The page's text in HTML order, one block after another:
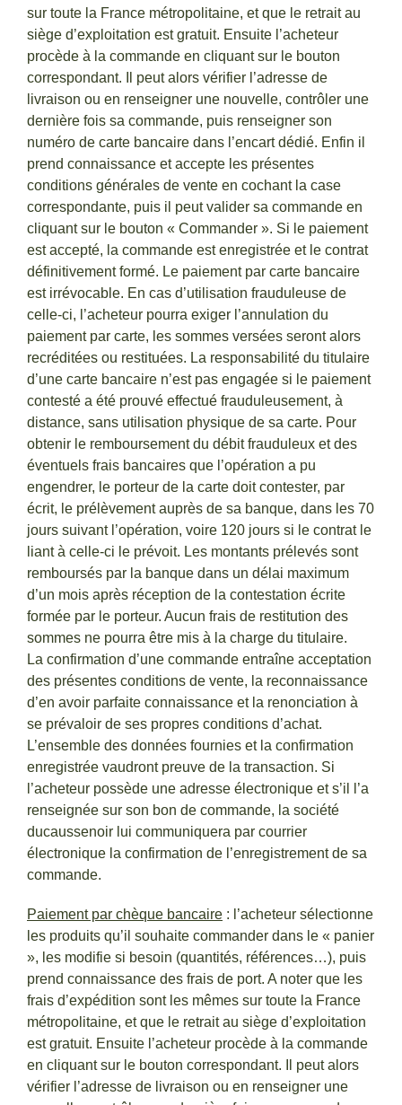
sur toute la France métropolitaine, et que le retrait au
siège d’exploitation est gratuit. Ensuite l’acheteur
procède à la commande en cliquant sur le bouton
correspondant. Il peut alors vérifier l’adresse de
livraison ou en renseigner une nouvelle, contrôler une
dernière fois sa commande, puis renseigner son
numéro de carte bancaire dans l’encart dédié. Enfin il
prend connaissance et accepte les présentes
conditions générales de vente en cochant la case
correspondante, puis il peut valider sa commande en
cliquant sur le bouton « Commander ». Si le paiement
est accepté, la commande est enregistrée et le contrat
définitivement formé. Le paiement par carte bancaire
est irrévocable. En cas d’utilisation frauduleuse de
celle-ci, l’acheteur pourra exiger l’annulation du
paiement par carte, les sommes versées seront alors
recréditées ou restituées. La responsabilité du titulaire
d’une carte bancaire n’est pas engagée si le paiement
contesté a été prouvé effectué frauduleusement, à
distance, sans utilisation physique de sa carte. Pour
obtenir le remboursement du débit frauduleux et des
éventuels frais bancaires que l’opération a pu
engendrer, le porteur de la carte doit contester, par
écrit, le prélèvement auprès de sa banque, dans les 70
jours suivant l’opération, voire 120 jours si le contrat le
liant à celle-ci le prévoit. Les montants prélevés sont
remboursés par la banque dans un délai maximum
d’un mois après réception de la contestation écrite
formée par le porteur. Aucun frais de restitution des
sommes ne pourra être mis à la charge du titulaire.
La confirmation d’une commande entraîne acceptation
des présentes conditions de vente, la reconnaissance
d’en avoir parfaite connaissance et la renonciation à
se prévaloir de ses propres conditions d’achat.
L’ensemble des données fournies et la confirmation
enregistrée vaudront preuve de la transaction. Si
l’acheteur possède une adresse électronique et s’il l’a
renseignée sur son bon de commande, la société
ducaussenoir lui communiquera par courrier
électronique la confirmation de l’enregistrement de sa
commande.
Paiement par chèque bancaire : l’acheteur sélectionne
les produits qu’il souhaite commander dans le « panier
», les modifie si besoin (quantités, références…), puis
prend connaissance des frais de port. A noter que les
frais d’expédition sont les mêmes sur toute la France
métropolitaine, et que le retrait au siège d’exploitation
est gratuit. Ensuite l’acheteur procède à la commande
en cliquant sur le bouton correspondant. Il peut alors
vérifier l’adresse de livraison ou en renseigner une